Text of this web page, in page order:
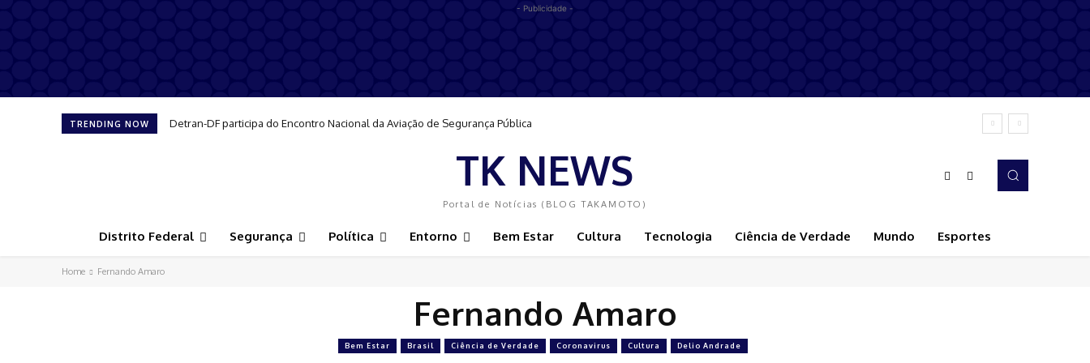
- Publicidade -
TRENDING NOW Detran-DF participa do Encontro Nacional da Aviação de Segurança Pública
TK NEWS
Portal de Notícias (BLOG TAKAMOTO)
Distrito Federal Segurança Política Entorno Bem Estar Cultura Tecnologia Ciência de Verdade Mundo Esportes
Home Fernando Amaro
Fernando Amaro
Bem Estar Brasil Ciência de Verdade Coronavirus Cultura Delio Andrade